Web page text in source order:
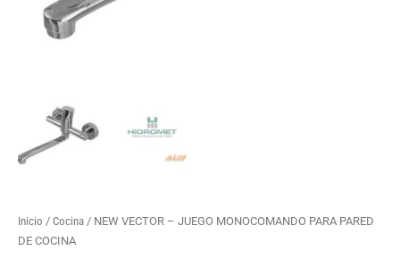
Inicio / Cocina / NEW VECTOR – JUEGO MONOCOMANDO PARA PARED
DE COCINA